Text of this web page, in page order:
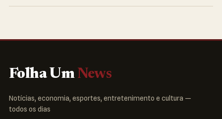
Folha Um News
Notícias, economia, esportes, entretenimento e cultura —
todos os dias